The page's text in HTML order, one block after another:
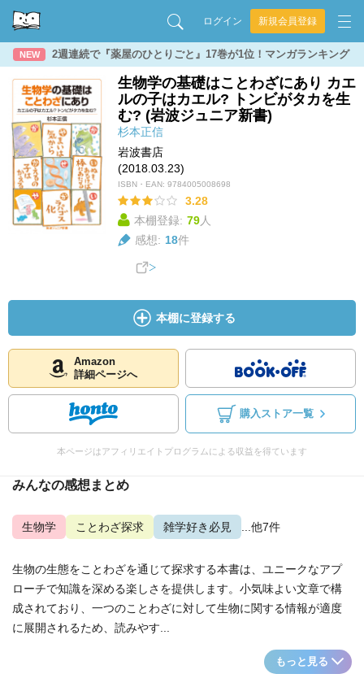
ログイン 新規会員登録
NEW 2週連続で『薬屋のひとりごと』17巻が1位！マンガランキング
生物学の基礎はことわざにあり カエ
ルの子はカエル? トンビがタカを生
む? (岩波ジュニア新書)
杉本正信
岩波書店
(2018.03.23)
ISBN・EAN: 9784005008698
3.28
本棚登録: 79人
感想: 18件
本棚に登録する
Amazon
詳細ページへ
購入ストア一覧
本ページはアフィリエイトプログラムによる収益を得ています
みんなの感想まとめ
生物学 ことわざ探求 雑学好き必見 ...他7件
生物の生態をことわざを通じて探求する本書は、ユニークなアプ
ローチで知識を深める楽しさを提供します。小気味よい文章で構
成されており、一つのことわざに対して生物に関する情報が適度
に展開されるため、読みやす...
もっと見る